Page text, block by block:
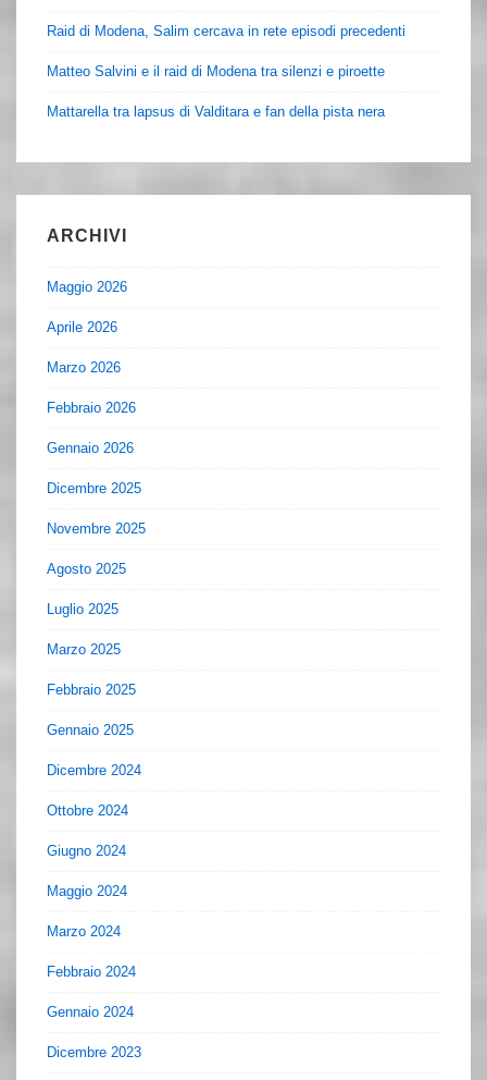
Raid di Modena, Salim cercava in rete episodi precedenti
Matteo Salvini e il raid di Modena tra silenzi e piroette
Mattarella tra lapsus di Valditara e fan della pista nera
ARCHIVI
Maggio 2026
Aprile 2026
Marzo 2026
Febbraio 2026
Gennaio 2026
Dicembre 2025
Novembre 2025
Agosto 2025
Luglio 2025
Marzo 2025
Febbraio 2025
Gennaio 2025
Dicembre 2024
Ottobre 2024
Giugno 2024
Maggio 2024
Marzo 2024
Febbraio 2024
Gennaio 2024
Dicembre 2023